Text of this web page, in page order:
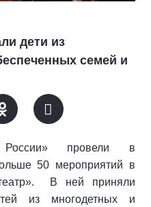
дети из
семей и
России» провели в
50 мероприятий в
В ней приняли
из многодетных и